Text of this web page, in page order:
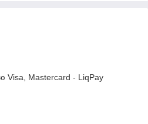
Visa, Mastercard - LiqPay